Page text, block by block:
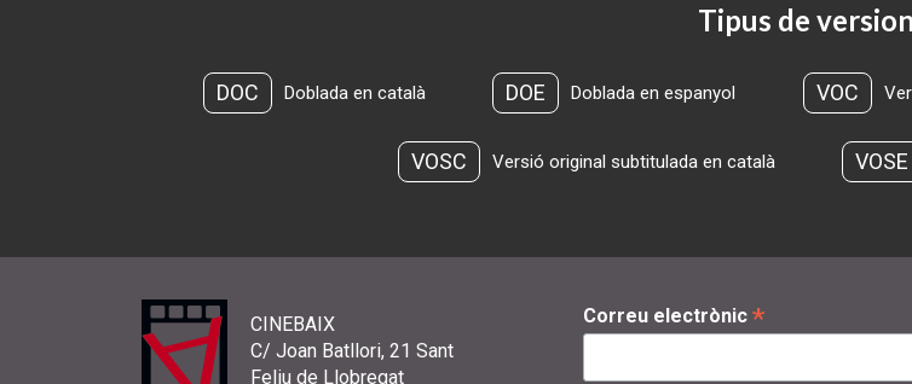
Tipus de
DOC Doblada en català DOE Doblada en espanyol VOC
VOSC Versió original subtitulada en català VOSE
CINEBAIX
C/ Joan Batllori, 21 Sant
Feliu de Llobregat
Correu electrònic *